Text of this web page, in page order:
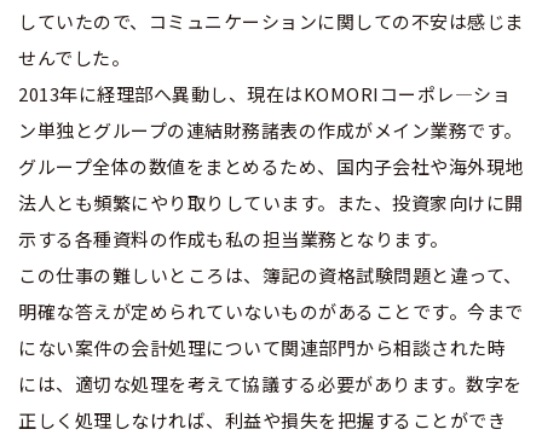
していたので、コミュニケーションに関しての不安は感じま
せんでした。
2013年に経理部へ異動し、現在はKOMORIコーポレ―ショ
ン単独とグループの連結財務諸表の作成がメイン業務です。
グループ全体の数値をまとめるため、国内子会社や海外現地
法人とも頻繁にやり取りしています。また、投資家向けに開
示する各種資料の作成も私の担当業務となります。
この仕事の難しいところは、簿記の資格試験問題と違って、
明確な答えが定められていないものがあることです。今まで
にない案件の会計処理について関連部門から相談された時
には、適切な処理を考えて協議する必要があります。数字を
正しく処理しなければ、利益や損失を把握することができ